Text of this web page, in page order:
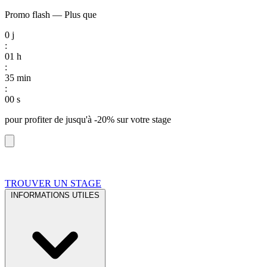
Promo flash — Plus que
0 j
:
01 h
:
34 min
:
59 s
pour profiter de jusqu'à -20% sur votre stage
TROUVER UN STAGE
INFORMATIONS UTILES